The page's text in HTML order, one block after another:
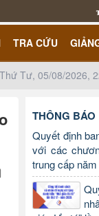
TRA CỨU
Thứ Tư, 05/08/2026,
THÔNG BÁO
Quyết định
với các
trung cấp